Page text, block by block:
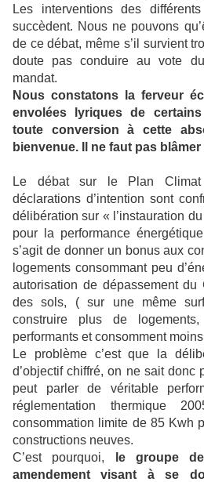
Les interventions des
succèdent. Nous ne pouvons
de ce débat, même s’il survient
doute pas conduire au vote
mandat.
Nous constatons la ferveur
envolées lyriques de
toute conversion à cette
bienvenue. Il ne faut pas
Le débat sur le Plan Climat
déclarations d’intention sont
délibération sur « l’instauration
pour la performance
s’agit de donner un bonus aux
logements consommant peu
autorisation de dépassement du
des sols, ( sur une même
construire plus de
performants et consomment moins
Le problème c’est que la
d’objectif chiffré, on ne sait donc
peut parler de véritable
réglementation thermique
consommation limite de 85 Kwh
constructions neuves.
C’est pourquoi,
le groupe
amendement visant à se